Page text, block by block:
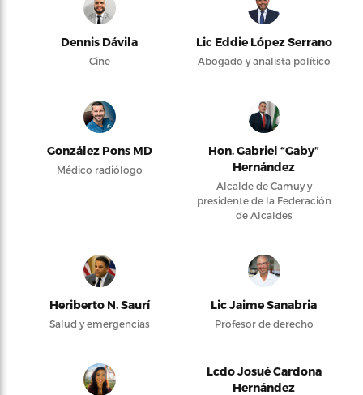
Dennis Dávila
Cine
Lic Eddie López Serrano
Abogado y analista político
González Pons MD
Médico radiólogo
Hon. Gabriel “Gaby”
Hernández
Alcalde de Camuy y
presidente de la Federación
de Alcaldes
Heriberto N. Saurí
Salud y emergencias
Lic Jaime Sanabria
Profesor de derecho
Lcdo Josué Cardona
Hernández